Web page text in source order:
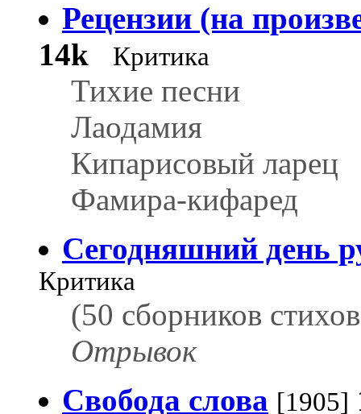
Рецензии (на
14k
Критика
Тихие песни
Лаодамия
Кипарисовый ларец
Фамира-кифаред
Сегодняшний день
Критика
(50 сборников
Отрывок
Свобода слова [1905]